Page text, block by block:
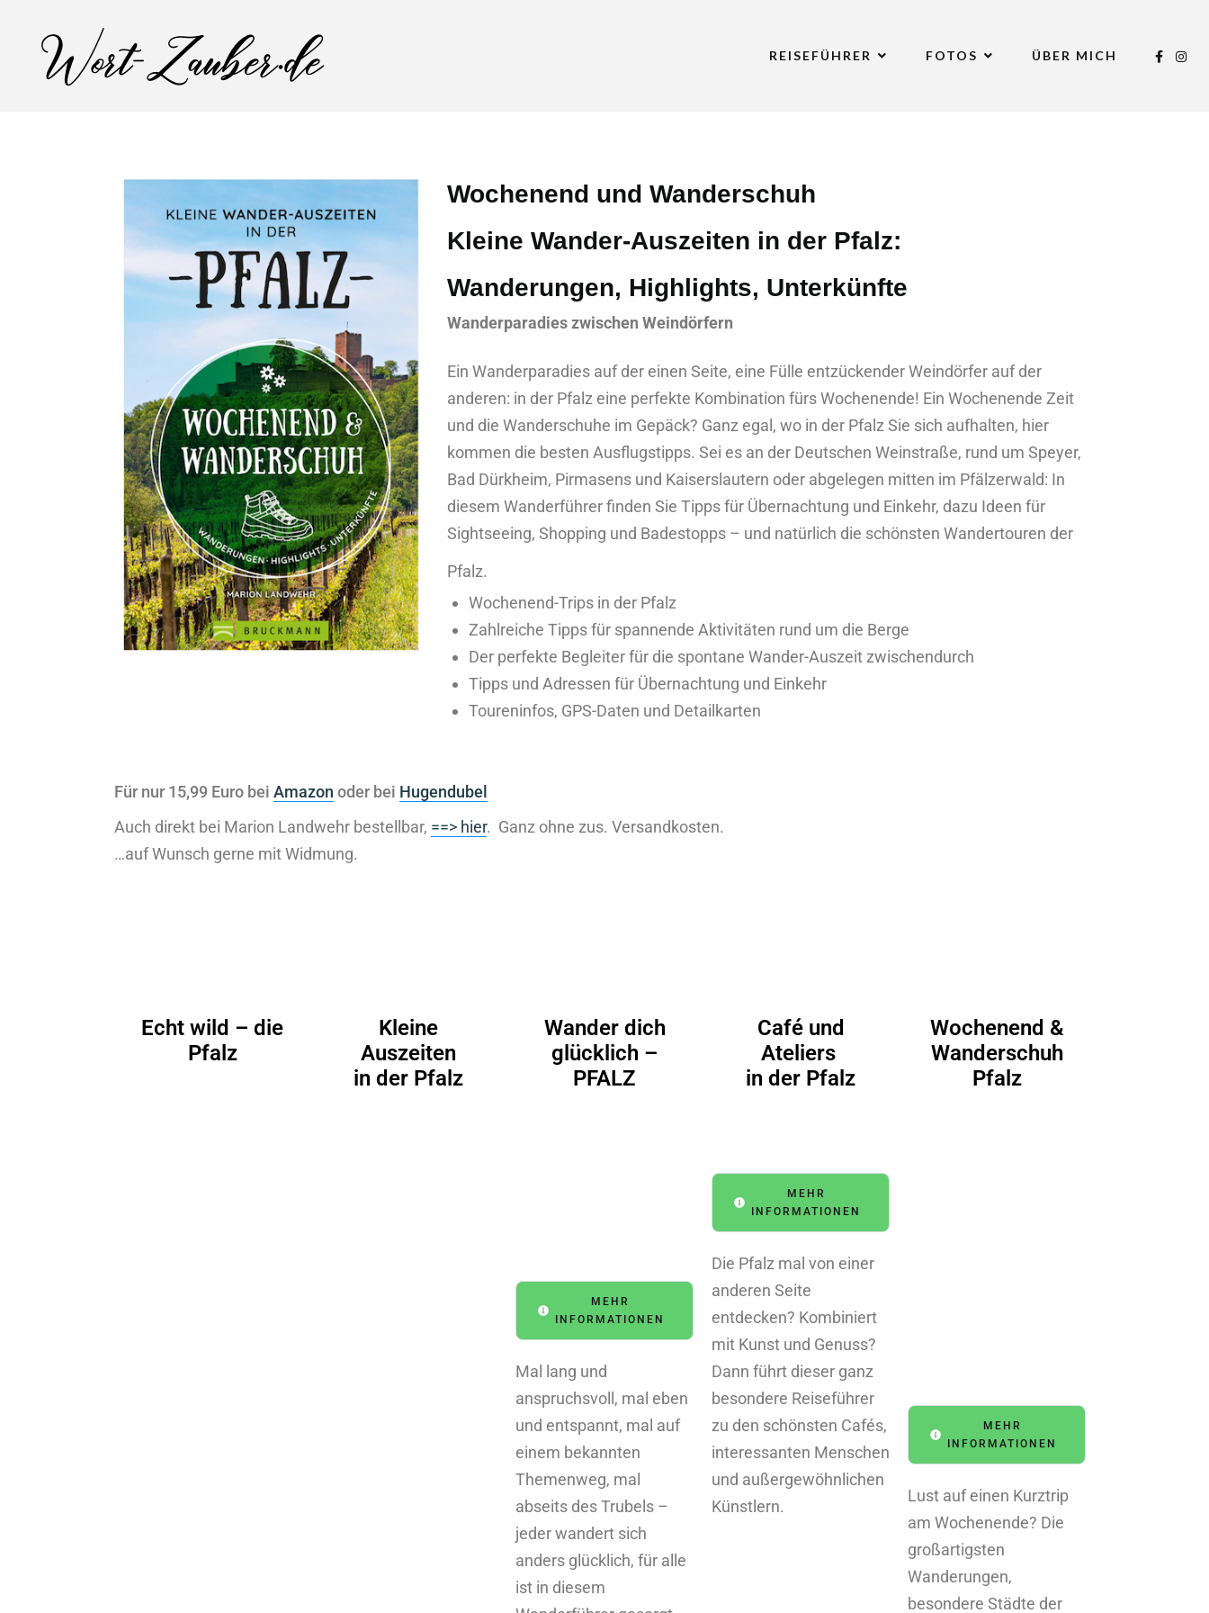
REISEFÜHRER FOTOS ÜBER MICH
Wochenend und Wanderschuh
Kleine Wander-Auszeiten in der Pfalz:
Wanderungen, Highlights, Unterkünfte
Wanderparadies zwischen Weindörfern
Ein Wanderparadies auf der einen Seite, eine Fülle entzückender Weindörfer auf der
anderen: in der Pfalz eine perfekte Kombination fürs Wochenende! Ein Wochenende Zeit
und die Wanderschuhe im Gepäck? Ganz egal, wo in der Pfalz Sie sich aufhalten, hier
kommen die besten Ausflugstipps. Sei es an der Deutschen Weinstraße, rund um Speyer,
Bad Dürkheim, Pirmasens und Kaiserslautern oder abgelegen mitten im Pfälzerwald: In
diesem Wanderführer finden Sie Tipps für Übernachtung und Einkehr, dazu Ideen für
Sightseeing, Shopping und Badestopps – und natürlich die schönsten Wandertouren der
Pfalz.
Wochenend-Trips in der Pfalz
Zahlreiche Tipps für spannende Aktivitäten rund um die Berge
Der perfekte Begleiter für die spontane Wander-Auszeit zwischendurch
Tipps und Adressen für Übernachtung und Einkehr
Toureninfos, GPS-Daten und Detailkarten
Für nur 15,99 Euro bei Amazon oder bei Hugendubel
Auch direkt bei Marion Landwehr bestellbar, ==> hier. Ganz ohne zus. Versandkosten.
…auf Wunsch gerne mit Widmung.
Echt wild – die
Pfalz
Kleine
Auszeiten
in der Pfalz
Wander dich
glücklich –
PFALZ
MEHR
INFORMATIONEN
Mal lang und
anspruchsvoll, mal eben
und entspannt, mal auf
einem bekannten
Themenweg, mal
abseits des Trubels –
jeder wandert sich
anders glücklich, für alle
ist in diesem
Café und
Ateliers
in der Pfalz
MEHR
INFORMATIONEN
Die Pfalz mal von einer
anderen Seite
entdecken? Kombiniert
mit Kunst und Genuss?
Dann führt dieser ganz
besondere Reiseführer
zu den schönsten Cafés,
interessanten Menschen
und außergewöhnlichen
Künstlern.
Wochenend &
Wanderschuh
Pfalz
MEHR
INFORMATIONEN
Lust auf einen Kurztrip
am Wochenende? Die
großartigsten
Wanderungen,
besondere Städte der